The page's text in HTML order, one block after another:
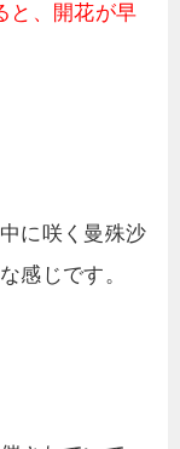
と、開花が早
に咲く曼殊沙
感じです。